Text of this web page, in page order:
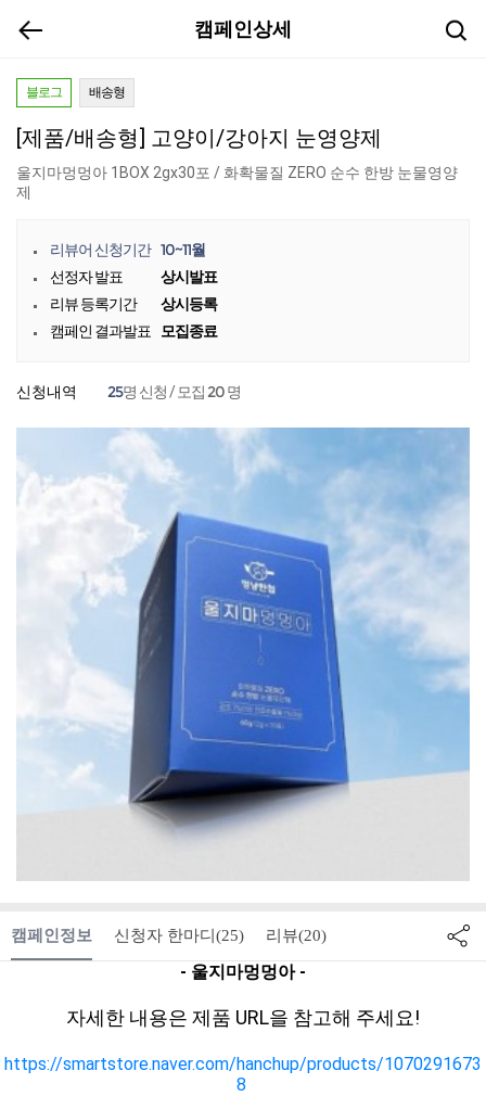
캠페인상세
블로그 배송형
[제품/배송형] 고양이/강아지 눈영양제
울지마멍멍아 1BOX 2gx30포 / 화확물질 ZERO 순수 한방 눈물영양
제
리뷰어 신청기간 10~11월
선정자 발표 상시발표
리뷰 등록기간 상시등록
캠페인 결과발표 모집종료
신청내역 25명 신청 / 모집20명
캠페인정보 신청자 한마디(25) 리뷰(20)
- 울지마멍멍아 -
자세한 내용은 제품 URL을 참고해 주세요!
https://smartstore.naver.com/hanchup/products/1070291673
8